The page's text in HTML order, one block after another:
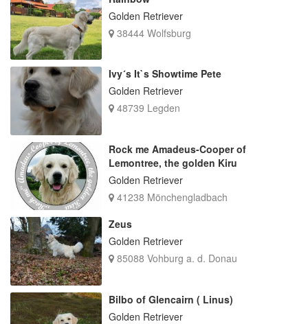
Golden Retriever
38444 Wolfsburg
Ivy´s It`s Showtime Pete
Golden Retriever
48739 Legden
Rock me Amadeus-Cooper of
Lemontree, the golden Kiru
Golden Retriever
41238 Mönchengladbach
Zeus
Golden Retriever
85088 Vohburg a. d. Donau
Bilbo of Glencairn ( Linus)
Golden Retriever